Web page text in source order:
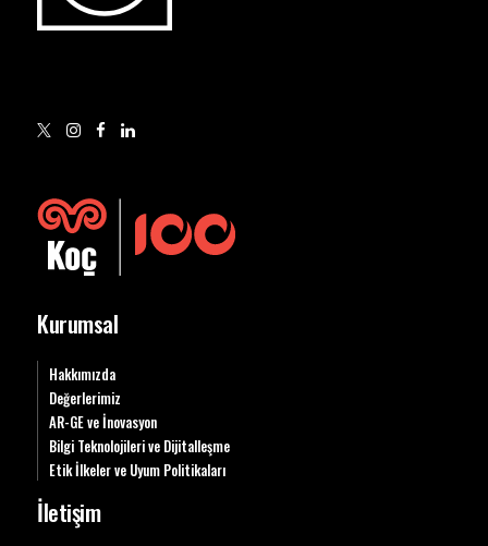
Kurumsal
Hakkımızda
Değerlerimiz
AR-GE ve İnovasyon
Bilgi Teknolojileri ve Dijitalleşme
Etik İlkeler ve Uyum Politikaları
İletişim